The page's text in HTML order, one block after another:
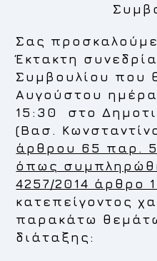
Σας
Έκτακτη
Συμβουλίου που
Αυγούστου
15:30
στο
(Βασ.
άρθρου 65 παρ.
όπως
4257/2014 άρθρο
κατεπείγοντος
παρακάτω
διάταξης: